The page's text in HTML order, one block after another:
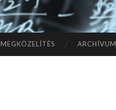
TÓ
L A
Intézetében
MEGKÖZELÍTÉS ARCHÍVUM